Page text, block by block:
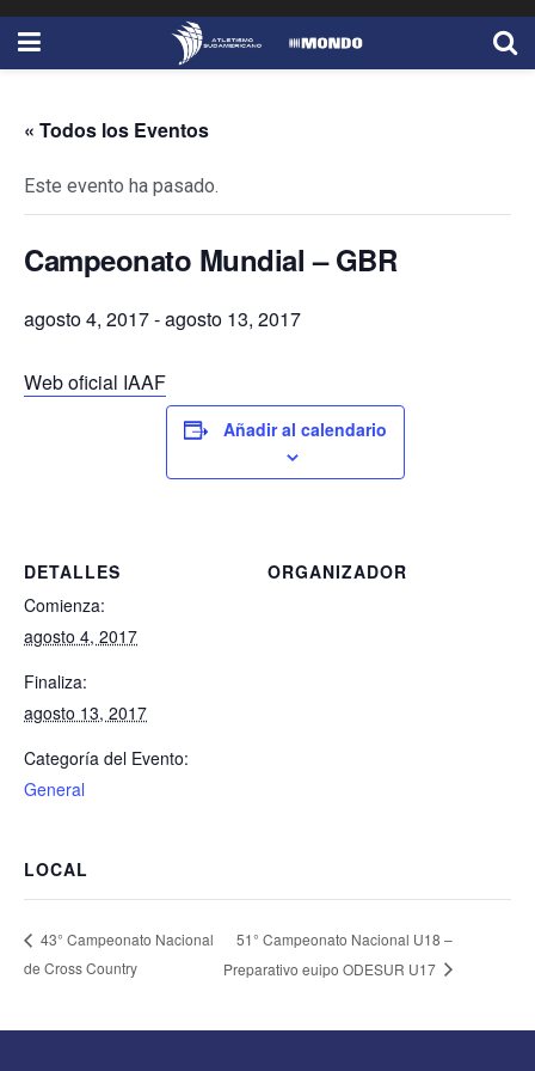
« Todos los Eventos
Este evento ha pasado.
Campeonato Mundial – GBR
agosto 4, 2017-agosto 13, 2017
Web oficial IAAF
Añadir al calendario
DETALLES
Comienza:
agosto 4, 2017
Finaliza:
agosto 13, 2017
Categoría del Evento:
General
ORGANIZADOR
LOCAL
43° Campeonato Nacional
de Cross Country
51° Campeonato Nacional U18 –
Preparativo euipo ODESUR U17